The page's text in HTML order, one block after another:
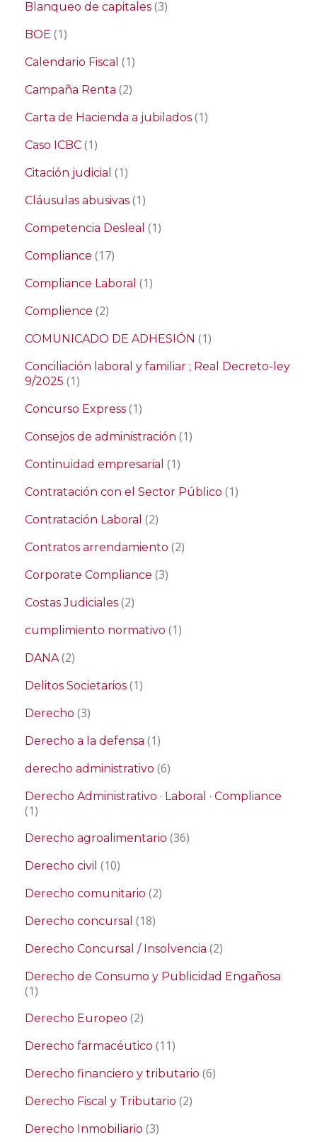
Blanqueo de capitales (3)
BOE (1)
Calendario Fiscal (1)
Campaña Renta (2)
Carta de Hacienda a jubilados (1)
Caso ICBC (1)
Citación judicial (1)
Cláusulas abusivas (1)
Competencia Desleal (1)
Compliance (17)
Compliance Laboral (1)
Complience (2)
COMUNICADO DE ADHESIÓN (1)
Conciliación laboral y familiar ; Real Decreto-ley
9/2025 (1)
Concurso Express (1)
Consejos de administración (1)
Continuidad empresarial (1)
Contratación con el Sector Público (1)
Contratación Laboral (2)
Contratos arrendamiento (2)
Corporate Compliance (3)
Costas Judiciales (2)
cumplimiento normativo (1)
DANA(2)
Delitos Societarios (1)
Derecho (3)
Derecho a la defensa (1)
derecho administrativo (6)
Derecho Administrativo · Laboral · Compliance
(1)
Derecho agroalimentario (36)
Derecho civil (10)
Derecho comunitario (2)
Derecho concursal (18)
Derecho Concursal / Insolvencia (2)
Derecho de Consumo y Publicidad Engañosa
(1)
Derecho Europeo (2)
Derecho farmacéutico (11)
Derecho financiero y tributario (6)
Derecho Fiscal y Tributario (2)
Derecho Inmobiliario (3)